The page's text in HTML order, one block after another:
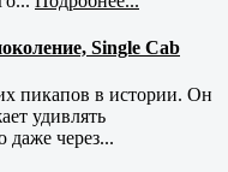
Single Cab
пикапов в истории. Он
удивлять
даже через...